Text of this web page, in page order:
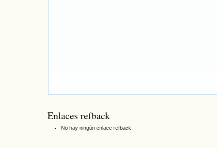
Enlaces refback
No hay ningún enlace refback.